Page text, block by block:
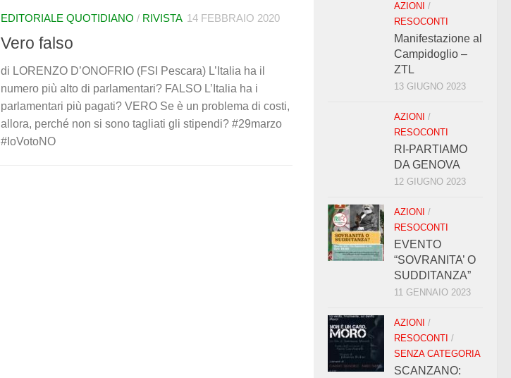
EDITORIALE QUOTIDIANO / RIVISTA 14 FEBBRAIO 2020
Vero falso
di LORENZO D’ONOFRIO (FSI Pescara) L’Italia ha il
numero più alto di parlamentari? FALSO L’Italia ha i
parlamentari più pagati? VERO Se è un problema di costi,
allora, perché non si sono tagliati gli stipendi? #29marzo
#IoVotoNO
AZIONI /
RESOCONTI
Manifestazione al
Campidoglio –
ZTL
13 GIUGNO 2023
AZIONI /
RESOCONTI
RI-PARTIAMO
DA GENOVA
12 GIUGNO 2023
AZIONI /
RESOCONTI
EVENTO
“SOVRANITA’ O
SUDDITANZA”
11 GENNAIO 2023
AZIONI /
RESOCONTI /
SENZA CATEGORIA
SCANZANO: